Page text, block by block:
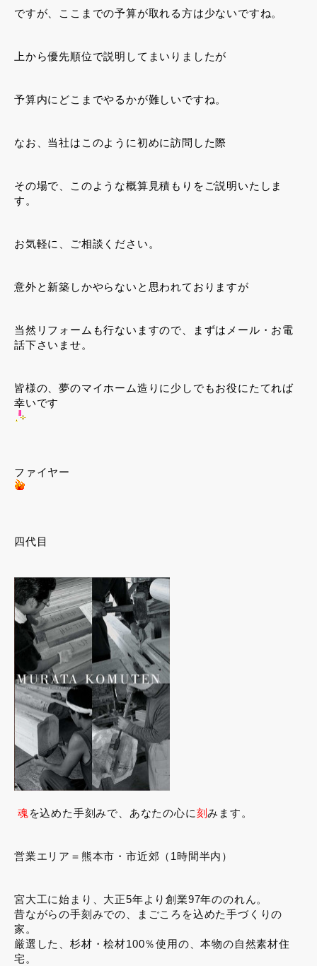
ですが、ここまでの予算が取れる方は少ないですね。
上から優先順位で説明してまいりましたが
予算内にどこまでやるかが難しいですね。
なお、当社はこのように初めに訪問した際
その場で、このような概算見積もりをご説明いたしま
す。
お気軽に、ご相談ください。
意外と新築しかやらないと思われておりますが
当然リフォームも行ないますので、まずはメール・お電
話下さいませ。
皆様の、夢のマイホーム造りに少しでもお役にたてれば
幸いです
ファイヤー
四代目
魂を込めた手刻みで、あなたの心に刻みます。
営業エリア＝熊本市・市近郊（1時間半内）
宮大工に始まり、大正5年より創業97年ののれん。
昔ながらの手刻みでの、まごころを込めた手づくりの
家。
厳選した、杉材・桧材100％使用の、本物の自然素材住
宅。